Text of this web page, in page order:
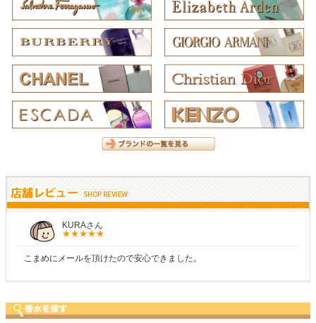
KURAさん
こまめにメールを頂けたので安心できました。